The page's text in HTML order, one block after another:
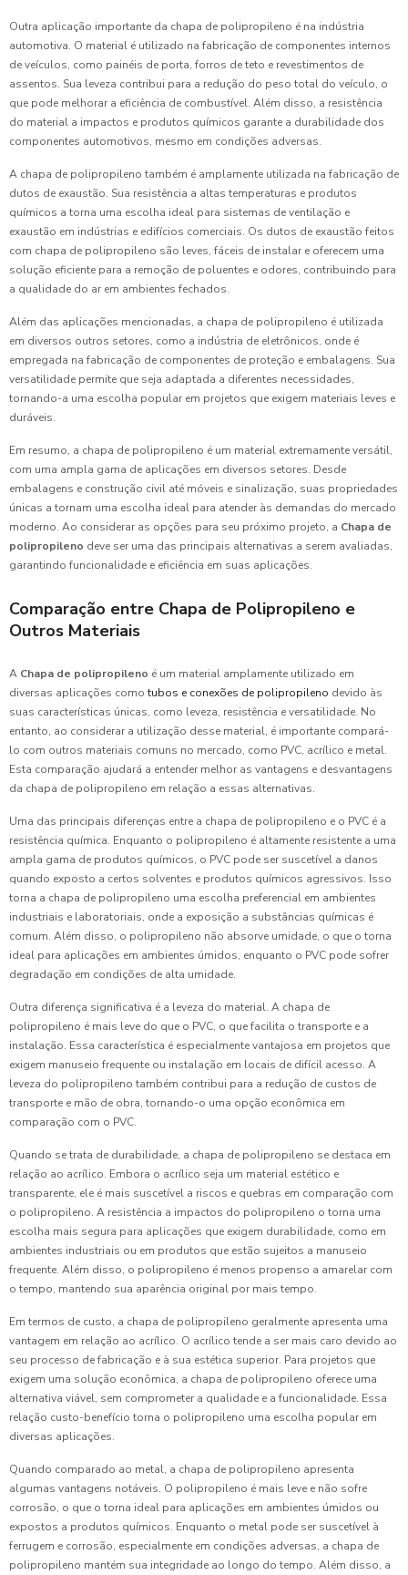
Outra aplicação importante da chapa de polipropileno é na indústria
automotiva. O material é utilizado na fabricação de componentes internos
de veículos, como painéis de porta, forros de teto e revestimentos de
assentos. Sua leveza contribui para a redução do peso total do veículo, o
que pode melhorar a eficiência de combustível. Além disso, a resistência
do material a impactos e produtos químicos garante a durabilidade dos
componentes automotivos, mesmo em condições adversas.
A chapa de polipropileno também é amplamente utilizada na fabricação de
dutos de exaustão. Sua resistência a altas temperaturas e produtos
químicos a torna uma escolha ideal para sistemas de ventilação e
exaustão em indústrias e edifícios comerciais. Os dutos de exaustão feitos
com chapa de polipropileno são leves, fáceis de instalar e oferecem uma
solução eficiente para a remoção de poluentes e odores, contribuindo para
a qualidade do ar em ambientes fechados.
Além das aplicações mencionadas, a chapa de polipropileno é utilizada
em diversos outros setores, como a indústria de eletrônicos, onde é
empregada na fabricação de componentes de proteção e embalagens. Sua
versatilidade permite que seja adaptada a diferentes necessidades,
tornando-a uma escolha popular em projetos que exigem materiais leves e
duráveis.
Em resumo, a chapa de polipropileno é um material extremamente versátil,
com uma ampla gama de aplicações em diversos setores. Desde
embalagens e construção civil até móveis e sinalização, suas propriedades
únicas a tornam uma escolha ideal para atender às demandas do mercado
moderno. Ao considerar as opções para seu próximo projeto, a Chapa de
polipropileno deve ser uma das principais alternativas a serem avaliadas,
garantindo funcionalidade e eficiência em suas aplicações.
Comparação entre Chapa de Polipropileno e
Outros Materiais
A Chapa de polipropileno é um material amplamente utilizado em
diversas aplicações como tubos e conexões de polipropileno devido às
suas características únicas, como leveza, resistência e versatilidade. No
entanto, ao considerar a utilização desse material, é importante compará-
lo com outros materiais comuns no mercado, como PVC, acrílico e metal.
Esta comparação ajudará a entender melhor as vantagens e desvantagens
da chapa de polipropileno em relação a essas alternativas.
Uma das principais diferenças entre a chapa de polipropileno e o PVC é a
resistência química. Enquanto o polipropileno é altamente resistente a uma
ampla gama de produtos químicos, o PVC pode ser suscetível a danos
quando exposto a certos solventes e produtos químicos agressivos. Isso
torna a chapa de polipropileno uma escolha preferencial em ambientes
industriais e laboratoriais, onde a exposição a substâncias químicas é
comum. Além disso, o polipropileno não absorve umidade, o que o torna
ideal para aplicações em ambientes úmidos, enquanto o PVC pode sofrer
degradação em condições de alta umidade.
Outra diferença significativa é a leveza do material. A chapa de
polipropileno é mais leve do que o PVC, o que facilita o transporte e a
instalação. Essa característica é especialmente vantajosa em projetos que
exigem manuseio frequente ou instalação em locais de difícil acesso. A
leveza do polipropileno também contribui para a redução de custos de
transporte e mão de obra, tornando-o uma opção econômica em
comparação com o PVC.
Quando se trata de durabilidade, a chapa de polipropileno se destaca em
relação ao acrílico. Embora o acrílico seja um material estético e
transparente, ele é mais suscetível a riscos e quebras em comparação com
o polipropileno. A resistência a impactos do polipropileno o torna uma
escolha mais segura para aplicações que exigem durabilidade, como em
ambientes industriais ou em produtos que estão sujeitos a manuseio
frequente. Além disso, o polipropileno é menos propenso a amarelar com
o tempo, mantendo sua aparência original por mais tempo.
Em termos de custo, a chapa de polipropileno geralmente apresenta uma
vantagem em relação ao acrílico. O acrílico tende a ser mais caro devido ao
seu processo de fabricação e à sua estética superior. Para projetos que
exigem uma solução econômica, a chapa de polipropileno oferece uma
alternativa viável, sem comprometer a qualidade e a funcionalidade. Essa
relação custo-benefício torna o polipropileno uma escolha popular em
diversas aplicações.
Quando comparado ao metal, a chapa de polipropileno apresenta
algumas vantagens notáveis. O polipropileno é mais leve e não sofre
corrosão, o que o torna ideal para aplicações em ambientes úmidos ou
expostos a produtos químicos. Enquanto o metal pode ser suscetível à
ferrugem e corrosão, especialmente em condições adversas, a chapa de
polipropileno mantém sua integridade ao longo do tempo. Além disso, a